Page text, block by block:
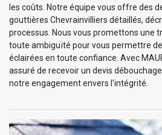
les coûts. Notre équipe vous offre des
gouttières Chevrainvilliers détaillés,
processus. Nous vous promettons une
toute ambiguïté pour vous permettre
éclairées en toute confiance. Avec
assuré de recevoir un devis
notre engagement envers l'intégrité.